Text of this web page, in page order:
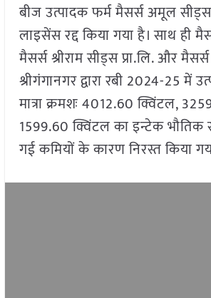
बीज उत्पादक फर्म मैसर्स अमूल सीड्स
लाइसेंस रद्द किया गया है। साथ ही
मैसर्स श्रीराम सीड्स प्रा.लि. और
श्रीगंगानगर द्वारा रबी 2024-25 में
मात्रा क्रमशः 4012.60 क्विंटल,
1599.60 क्विंटल का इन्टेक भौतिक
गई कमियों के कारण निरस्त किया